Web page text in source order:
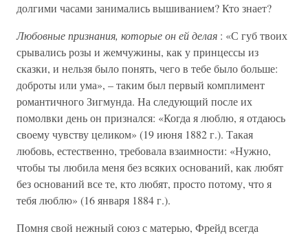
долгими часами занимались вышиванием? Кто знает?
Любовные признания, которые он ей делая : «С губ твоих
срывались розы и жемчужины, как у принцессы из
сказки, и нельзя было понять, чего в тебе было больше:
доброты или ума», – таким был первый комплимент
романтичного Зигмунда. На следующий после их
помолвки день он признался: «Когда я люблю, я отдаюсь
своему чувству целиком» (19 июня 1882 г.). Такая
любовь, естественно, требовала взаимности: «Нужно,
чтобы ты любила меня без всяких оснований, как любят
без оснований все те, кто любят, просто потому, что я
тебя люблю» (16 января 1884 г.).
Помня свой нежный союз с матерью, Фрейд всегда